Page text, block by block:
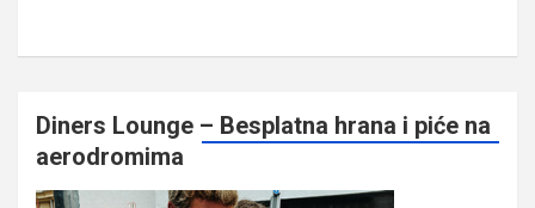
Diners Lounge – Besplatna hrana i piće na
aerodromima